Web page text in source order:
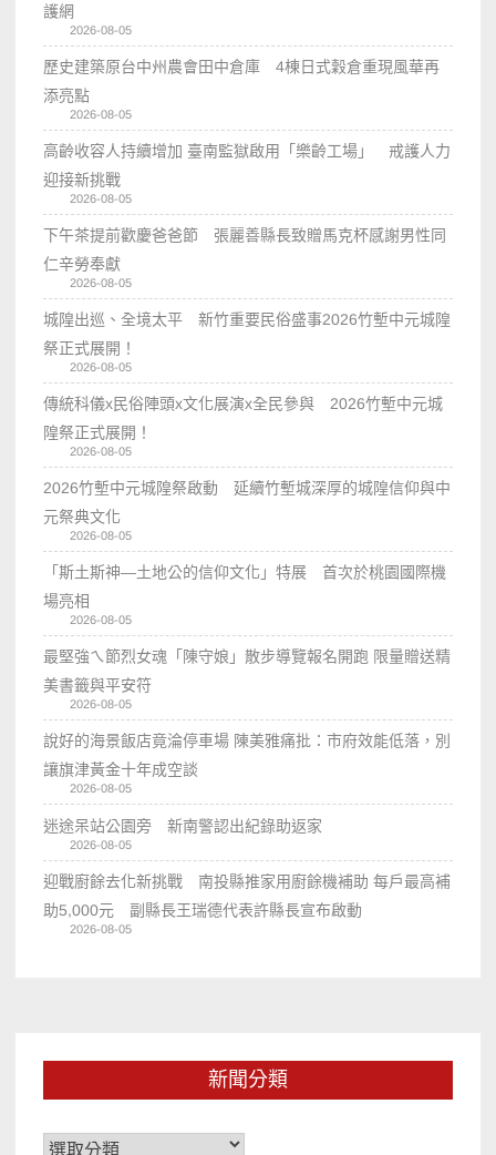
護網
2026-08-05
歷史建築原台中州農會田中倉庫 4棟日式穀倉重現風華再
添亮點
2026-08-05
高齡收容人持續增加 臺南監獄啟用「樂齡工場」 戒護人力
迎接新挑戰
2026-08-05
下午茶提前歡慶爸爸節 張麗善縣長致贈馬克杯感謝男性同
仁辛勞奉獻
2026-08-05
城隍出巡、全境太平 新竹重要民俗盛事2026竹塹中元城隍
祭正式展開！
2026-08-05
傳統科儀x民俗陣頭x文化展演x全民參與 2026竹塹中元城
隍祭正式展開！
2026-08-05
2026竹塹中元城隍祭啟動 延續竹塹城深厚的城隍信仰與中
元祭典文化
2026-08-05
「斯土斯神—土地公的信仰文化」特展 首次於桃園國際機
場亮相
2026-08-05
最堅強ㄟ節烈女魂「陳守娘」散步導覽報名開跑 限量贈送精
美書籤與平安符
2026-08-05
說好的海景飯店竟淪停車場 陳美雅痛批：市府效能低落，別
讓旗津黃金十年成空談
2026-08-05
迷途呆站公園旁 新南警認出紀錄助返家
2026-08-05
迎戰廚餘去化新挑戰 南投縣推家用廚餘機補助 每戶最高補
助5,000元 副縣長王瑞德代表許縣長宣布啟動
2026-08-05
新聞分類
新